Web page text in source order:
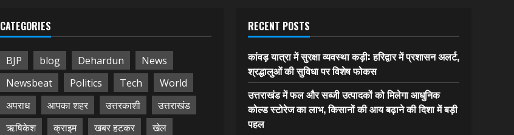
CATEGORIES
BJP blog Dehardun
News
Newsbeat
Politics Tech
World
अपराध
आपका शहर उत्तरकाशी
उत्तराखंड
ऋषिकेश
क्राइम खबर हटकर
खेल
RECENT POSTS
कांवड़ यात्रा में सुरक्षा व्यवस्था कड़ी: हरिद्वार में प्रशासन अलर्ट,
श्रद्धालुओं की सुविधा पर विशेष फोकस
उत्तराखंड में फल और सब्जी उत्पादकों को मिलेगा आधुनिक
कोल्ड स्टोरेज का लाभ, किसानों की आय बढ़ाने की दिशा में बड़ी
पहल